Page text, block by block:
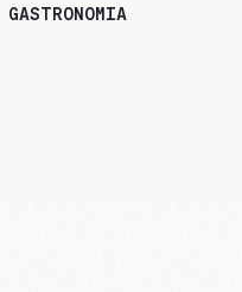
GASTRONOMIA